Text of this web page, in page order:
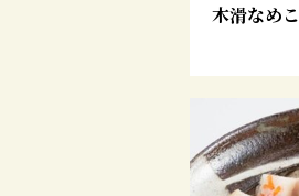
木滑なめこ